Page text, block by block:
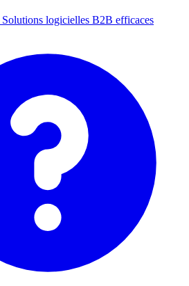
Solutions logicielles B2B efficaces